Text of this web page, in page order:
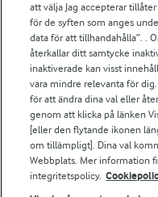
Arlas kundportal
Arla.com
Falbygdens Ost
Arla webbshop
Bildbank
Följ oss
att välja Jag accepterar
för de syften som anges
data för att tillhandahålla”. .
återkallar ditt samtycke
inaktiverade kan visst
vara mindre relevanta för
för att ändra dina val eller
genom att klicka på länken
[eller den flytande ikonen
om tillämpligt]. Dina val
Webbplats. Mer information
integritetspolicy.